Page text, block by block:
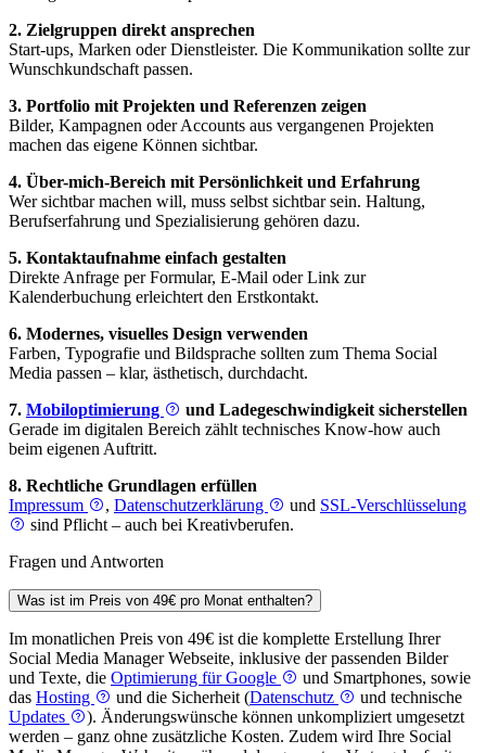
2. Zielgruppen direkt ansprechen
Start-ups, Marken oder Dienstleister. Die Kommunikation sollte zur
Wunschkundschaft passen.
3. Portfolio mit Projekten und Referenzen zeigen
Bilder, Kampagnen oder Accounts aus vergangenen Projekten
machen das eigene Können sichtbar.
4. Über-mich-Bereich mit Persönlichkeit und Erfahrung
Wer sichtbar machen will, muss selbst sichtbar sein. Haltung,
Berufserfahrung und Spezialisierung gehören dazu.
5. Kontaktaufnahme einfach gestalten
Direkte Anfrage per Formular, E-Mail oder Link zur
Kalenderbuchung erleichtert den Erstkontakt.
6. Modernes, visuelles Design verwenden
Farben, Typografie und Bildsprache sollten zum Thema Social
Media passen – klar, ästhetisch, durchdacht.
7. Mobiloptimierung
und Ladegeschwindigkeit sicherstellen
Gerade im digitalen Bereich zählt technisches Know-how auch
beim eigenen Auftritt.
8. Rechtliche Grundlagen erfüllen
Impressum
, Datenschutzerklärung und SSL-Verschlüsselung
sind Pflicht – auch bei Kreativberufen.
Fragen und Antworten
Was ist im Preis von 49€ pro Monat enthalten?
Im monatlichen Preis von 49€ ist die komplette Erstellung Ihrer
Social Media Manager Webseite, inklusive der passenden Bilder
und Texte, die Optimierung für Google
und Smartphones, sowie
das Hosting und die Sicherheit (Datenschutz
und technische
Updates
). Änderungswünsche können unkompliziert umgesetzt
werden – ganz ohne zusätzliche Kosten. Zudem wird Ihre Social